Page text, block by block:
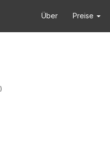
Über Preise